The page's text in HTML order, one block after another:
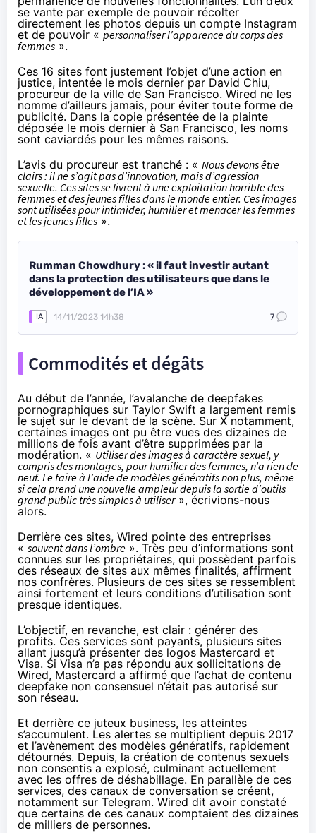
se vante par exemple de pouvoir récolter
directement les photos depuis un compte Instagram
et de pouvoir « personnaliser l’apparence du corps des
femmes ».
Ces 16 sites font justement l’objet d’une action en
justice, intentée le mois dernier par David Chiu,
procureur de la ville de San Francisco. Wired ne les
nomme d’ailleurs jamais, pour éviter toute forme de
publicité. Dans la copie présentée de la plainte
déposée le mois dernier à San Francisco, les noms
sont caviardés pour les mêmes raisons.
L’avis du procureur est tranché : « Nous devons être
clairs : il ne s’agit pas d’innovation, mais d’agression
sexuelle. Ces sites se livrent à une exploitation horrible des
femmes et des jeunes filles dans le monde entier. Ces images
sont utilisées pour intimider, humilier et menacer les femmes
et les jeunes filles ».
Rumman Chowdhury : « il faut investir autant
dans la protection des utilisateurs que dans le
développement de l’IA »
IA 14/11/2023 14h38 7
Commodités et dégâts
Au début de l’année, l’avalanche de deepfakes
pornographiques sur Taylor Swift a largement remis
le sujet sur le devant de la scène. Sur X notamment,
certaines images ont pu être vues des dizaines de
millions de fois avant d’être supprimées par la
modération. « Utiliser des images à caractère sexuel, y
compris des montages, pour humilier des femmes, n’a rien de
neuf. Le faire à l’aide de modèles génératifs non plus, même
si cela prend une nouvelle ampleur depuis la sortie d’outils
grand public très simples à utiliser», écrivions-nous
alors.
Derrière ces sites, Wired pointe des entreprises
« souvent dans l’ombre ». Très peu d’informations sont
connues sur les propriétaires, qui possèdent parfois
des réseaux de sites aux mêmes finalités, affirment
nos confrères. Plusieurs de ces sites se ressemblent
ainsi fortement et leurs conditions d’utilisation sont
presque identiques.
L’objectif, en revanche, est clair : générer des
profits. Ces services sont payants, plusieurs sites
allant jusqu’à présenter des logos Mastercard et
Visa. Si Visa n’a pas répondu aux sollicitations de
Wired, Mastercard a affirmé que l’achat de contenu
deepfake non consensuel n’était pas autorisé sur
son réseau.
Et derrière ce juteux business, les atteintes
s’accumulent. Les alertes se multiplient depuis 2017
et l’avènement des modèles génératifs, rapidement
détournés. Depuis, la création de contenus sexuels
non consentis a explosé, culminant actuellement
avec les offres de déshabillage. En parallèle de ces
services, des canaux de conversation se créent,
notamment sur Telegram. Wired dit avoir constaté
que certains de ces canaux comptaient des dizaines
de milliers de personnes.